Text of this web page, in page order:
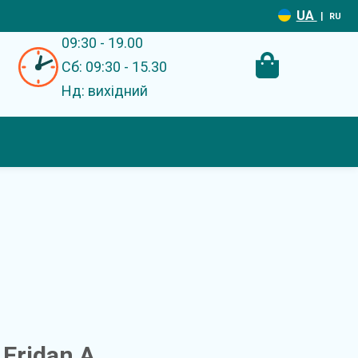
UA | RU
09:30 - 19.00
Сб: 09:30 - 15.30
Нд: вихідний